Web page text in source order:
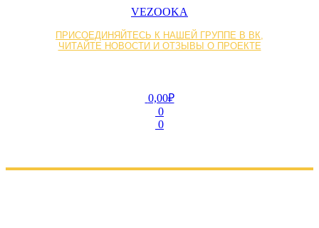
VEZOOKA
ПРИСОЕДИНЯЙТЕСЬ К НАШЕЙ ГРУППЕ В ВК,
ЧИТАЙТЕ НОВОСТИ И ОТЗЫВЫ О ПРОЕКТЕ
0,00₽
0
0